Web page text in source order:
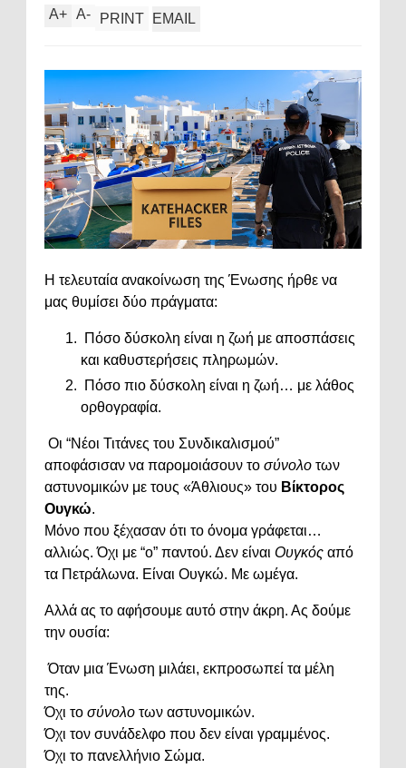
A+ A- PRINT EMAIL
Η τελευταία ανακοίνωση της Ένωσης ήρθε να
μας θυμίσει δύο πράγματα:
Πόσο δύσκολη είναι η ζωή με αποσπάσεις
και καθυστερήσεις πληρωμών.
Πόσο πιο δύσκολη είναι η ζωή… με λάθος
ορθογραφία.
Οι “Νέοι Τιτάνες του Συνδικαλισμού”
αποφάσισαν να παρομοιάσουν το σύνολο των
αστυνομικών με τους «Άθλιους» του Βίκτορος
Ουγκώ.
Μόνο που ξέχασαν ότι το όνομα γράφεται…
αλλιώς. Όχι με “ο” παντού. Δεν είναι Ουγκός από
τα Πετράλωνα. Είναι Ουγκώ. Με ωμέγα.
Αλλά ας το αφήσουμε αυτό στην άκρη. Ας δούμε
την ουσία:
Όταν μια Ένωση μιλάει, εκπροσωπεί τα μέλη
της.
Όχι το σύνολο των αστυνομικών.
Όχι τον συνάδελφο που δεν είναι γραμμένος.
Όχι το πανελλήνιο Σώμα.